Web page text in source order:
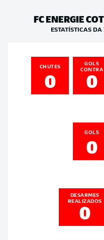
FC ENERGIE
ESTATÍSTICAS
CHUTES
0
GOLS
CONTRA
0
GOLS
0
DESARMES
REALIZADOS
0